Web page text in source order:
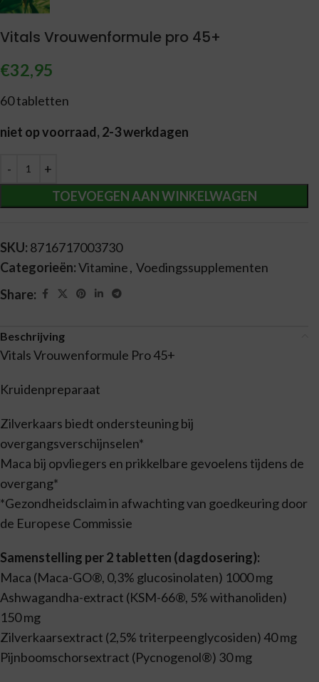
Vitals Vrouwenformule pro 45+
€32,95
60 tabletten
niet op voorraad, 2-3 werkdagen
TOEVOEGEN AAN WINKELWAGEN
Alternative:
SKU: 8716717003730
Categorieën:Vitamine, Voedingssupplementen
Share:
Beschrijving
Vitals Vrouwenformule Pro 45+
Kruidenpreparaat
Zilverkaars biedt ondersteuning bij
overgangsverschijnselen*
Maca bij opvliegers en prikkelbare gevoelens tijdens de
overgang*
*Gezondheidsclaim in afwachting van goedkeuring door
de Europese Commissie
Samenstelling per 2 tabletten (dagdosering):
Maca (Maca-GO®, 0,3% glucosinolaten) 1000 mg
Ashwagandha-extract (KSM-66®, 5% withanoliden)
150 mg
Zilverkaarsextract (2,5% triterpeenglycosiden) 40 mg
Pijnboomschorsextract (Pycnogenol®) 30 mg